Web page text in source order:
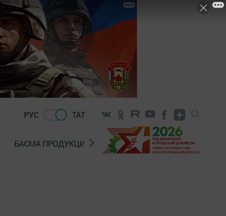
РУС ТАТ
БАСМА ПРОДУКЦИЯ САТУ «ГӨЛСТАН»